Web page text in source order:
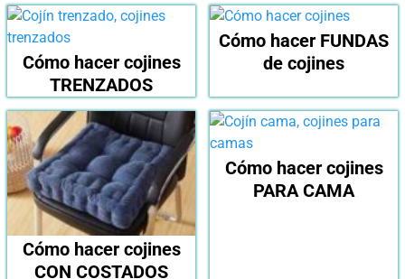
Cómo hacer cojines
TRENZADOS
Cómo hacer FUNDAS
de cojines
Cómo hacer cojines
CON COSTADOS
Cómo hacer cojines
PARA CAMA